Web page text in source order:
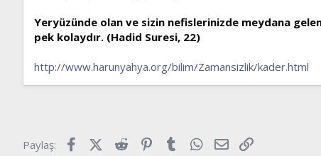
Yeryüzünde olan ve sizin nefislerinizde meydana
pek kolaydır. (Hadid Suresi, 22)
http://www.harunyahya.org/bilim/Zamansizlik/kader.html
Paylaş: FacebookX (Twitter)
Reddit PinterestTumblrWhatsApp
E-posta